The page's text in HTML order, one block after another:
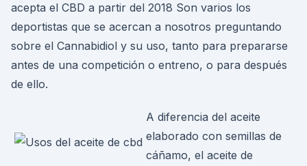
acepta el CBD a partir del 2018 Son varios los
deportistas que se acercan a nosotros preguntando
sobre el Cannabidiol y su uso, tanto para prepararse
antes de una competición o entreno, o para después
de ello.
A diferencia del aceite
elaborado con semillas de
cáñamo, el aceite de